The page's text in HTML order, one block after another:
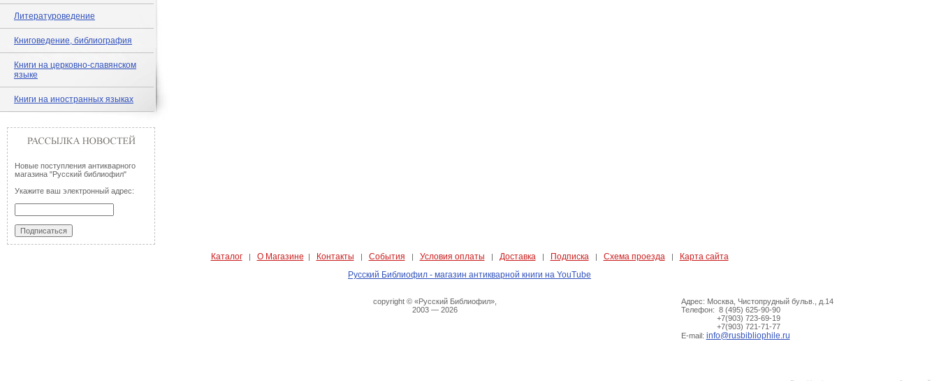
Литературоведение
Книговедение, библиография
Книги на церковно-славянском
языке
Книги на иностранных языках
Новые поступления антикварного
магазина "Русский библиофил"
Укажите ваш электронный адрес:
Каталог| О Магазине | Контакты | События | Условия оплаты | Доставка | Подписка | Схема проезда |
Карта сайта
Русский Библиофил - магазин антикварной книги на YouTube
copyright © «Русский Библиофил»,
2003 — 2026
Адрес: Москва, Чистопрудный бульв., д.14
Телефон: 8 (495) 625-90-90
+7(903) 723-69-19
+7(903) 721-71-77
E-mail: info@rusbibliophile.ru